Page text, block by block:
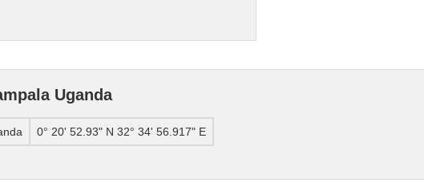
Uganda
0° 20' 52.93" N 32° 34' 56.917" E